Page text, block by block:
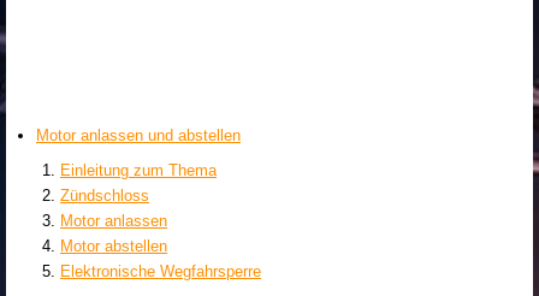
Motor anlassen und abstellen
Einleitung zum Thema
Zündschloss
Motor anlassen
Motor abstellen
Elektronische Wegfahrsperre